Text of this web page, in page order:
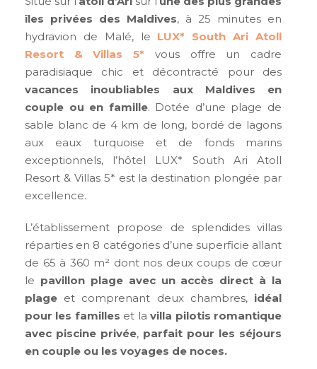
îles privées des Maldives, à 25 minutes en
hydravion de Malé, le LUX* South Ari Atoll
Resort & Villas 5*
vous offre un cadre
paradisiaque chic et décontracté pour des
vacances inoubliables aux Maldives en
couple ou en famille. Dotée d’une plage de
sable blanc de 4 km de long, bordé de lagons
aux eaux turquoise et de fonds marins
exceptionnels, l’hôtel LUX* South Ari Atoll
Resort & Villas 5* est la destination plongée par
excellence.
L’établissement propose de splendides villas
réparties en 8 catégories d’une superficie allant
de 65 à 360 m² dont nos deux coups de cœur
le pavillon plage avec un accès direct à la
plage et comprenant deux chambres, idéal
pour les familles et la villa pilotis romantique
avec piscine privée, parfait pour les séjours
en couple ou les voyages de noces.